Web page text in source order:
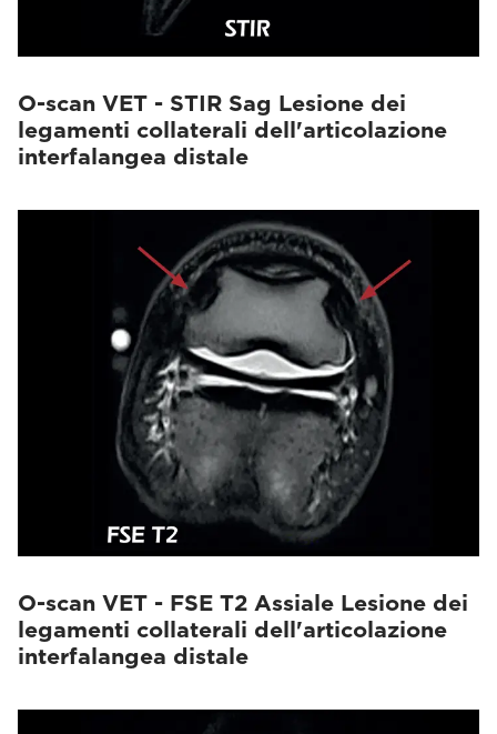
O-scan VET - STIR Sag Lesione dei
legamenti collaterali dell'articolazione
interfalangea distale
O-scan VET - FSE T2 Assiale Lesione dei
legamenti collaterali dell'articolazione
interfalangea distale